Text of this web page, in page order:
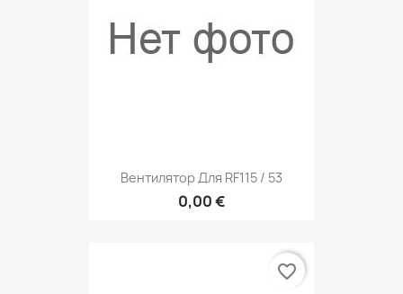
Вентилятор Для RF115 / 53
0,00 €
favorite_border